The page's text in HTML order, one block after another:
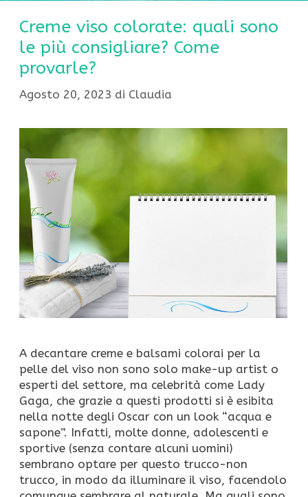
Creme viso colorate: quali sono
le più consigliare? Come
provarle?
Agosto 20, 2023 di Claudia
A decantare creme e balsami colorai per la
pelle del viso non sono solo make-up artist o
esperti del settore, ma celebrità come Lady
Gaga, che grazie a questi prodotti si è esibita
nella notte degli Oscar con un look “acqua e
sapone”. Infatti, molte donne, adolescenti e
sportive (senza contare alcuni uomini)
sembrano optare per questo trucco-non
trucco, in modo da illuminare il viso, facendolo